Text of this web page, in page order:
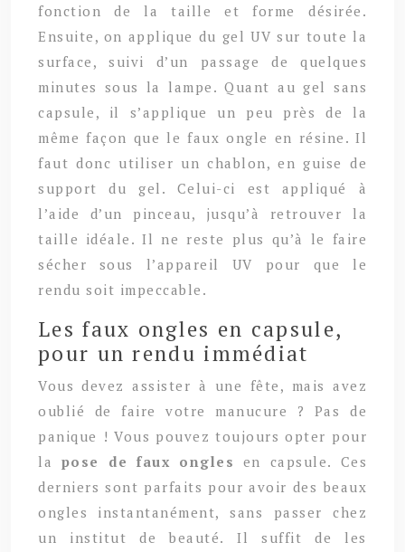
fonction de la taille et forme désirée.
Ensuite, on applique du gel UV sur toute la
surface, suivi d’un passage de quelques
minutes sous la lampe. Quant au gel sans
capsule, il s’applique un peu près de la
même façon que le faux ongle en résine. Il
faut donc utiliser un chablon, en guise de
support du gel. Celui-ci est appliqué à
l’aide d’un pinceau, jusqu’à retrouver la
taille idéale. Il ne reste plus qu’à le faire
sécher sous l’appareil UV pour que le
rendu soit impeccable.
Les faux ongles en capsule,
pour un rendu immédiat
Vous devez assister à une fête, mais avez
oublié de faire votre manucure ? Pas de
panique ! Vous pouvez toujours opter pour
la pose de faux ongles en capsule. Ces
derniers sont parfaits pour avoir des beaux
ongles instantanément, sans passer chez
un institut de beauté. Il suffit de les